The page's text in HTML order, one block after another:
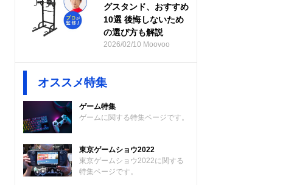
グスタンド、おすすめ
10選 後悔しないため
の選び方も解説
2026/02/10 Moovoo
オススメ特集
ゲーム特集
ゲームに関する特集ページです。
東京ゲームショウ2022
東京ゲームショウ2022に関する
特集ページです。